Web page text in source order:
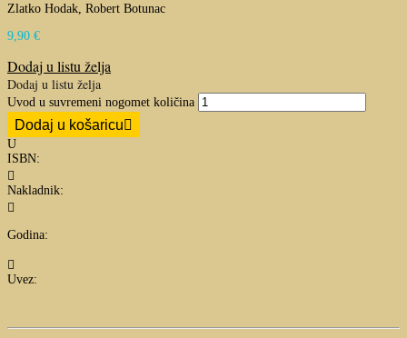
Zlatko Hodak, Robert Botunac
9,90 €
Dodaj u listu želja
Dodaj u listu želja
Uvod u suvremeni nogomet količina
Dodaj u košaricu
U
ISBN:

Nakladnik:

Godina:

Uvez: